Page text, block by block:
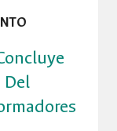
Del